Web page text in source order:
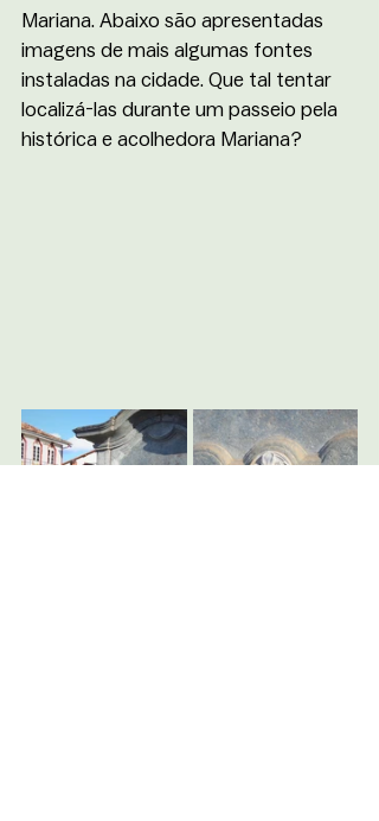
Mariana. Abaixo são apresentadas
imagens de mais algumas fontes
instaladas na cidade. Que tal tentar
localizá-las durante um passeio pela
histórica e acolhedora Mariana?